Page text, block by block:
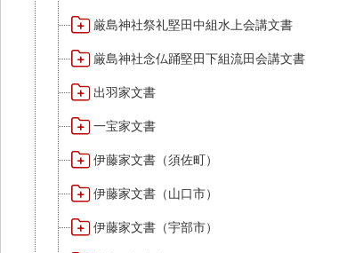
厳島神社祭礼堅田中組水上会講文書
厳島神社念仏踊堅田下組流田会講文書
出羽家文書
一宝家文書
伊藤家文書（須佐町）
伊藤家文書（山口市）
伊藤家文書（宇部市）